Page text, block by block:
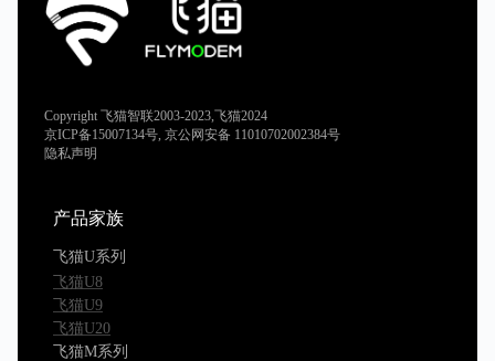
Copyright 飞猫智联2003-2023,飞猫2024
京ICP备15007134号, 京公网安备 11010702002384号
隐私声明
产品家族
飞猫U系列
飞猫U8
飞猫U9
飞猫U20
飞猫M系列